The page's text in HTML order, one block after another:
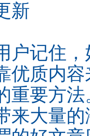
新
户记住
优质内
重要方
来大量